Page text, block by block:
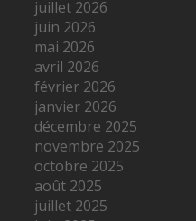
juillet 2026
juin 2026
mai 2026
avril 2026
février 2026
janvier 2026
décembre 2025
novembre 2025
octobre 2025
août 2025
juillet 2025